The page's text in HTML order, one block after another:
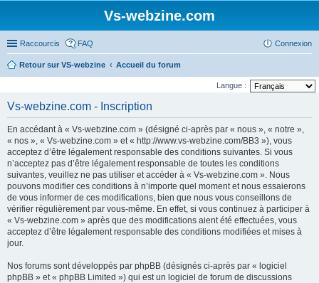
Vs-webzine.com
Raccourcis FAQ Connexion
Retour sur VS-webzine Accueil du forum
Langue :
Vs-webzine.com - Inscription
En accédant à « Vs-webzine.com » (désigné ci-après par « nous », « notre »,
« nos », « Vs-webzine.com » et « http://www.vs-webzine.com/BB3 »), vous
acceptez d’être légalement responsable des conditions suivantes. Si vous
n’acceptez pas d’être légalement responsable de toutes les conditions
suivantes, veuillez ne pas utiliser et accéder à « Vs-webzine.com ». Nous
pouvons modifier ces conditions à n’importe quel moment et nous essaierons
de vous informer de ces modifications, bien que nous vous conseillons de
vérifier régulièrement par vous-même. En effet, si vous continuez à participer à
« Vs-webzine.com » après que des modifications aient été effectuées, vous
acceptez d’être légalement responsable des conditions modifiées et mises à
jour.
Nos forums sont développés par phpBB (désignés ci-après par « logiciel
phpBB » et « phpBB Limited ») qui est un logiciel de forum de discussions